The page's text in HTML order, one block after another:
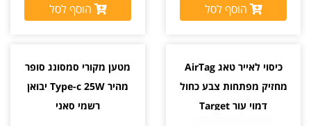
הוסף לסל הוסף לסל
כיסוי לאייר טאג AirTag
מחזיק מפתחות צבע כחול
דמוי עור Target
מטען מקורי סמסונג סופר
מהיר Type-c 25W יבואן
רשמי סאני